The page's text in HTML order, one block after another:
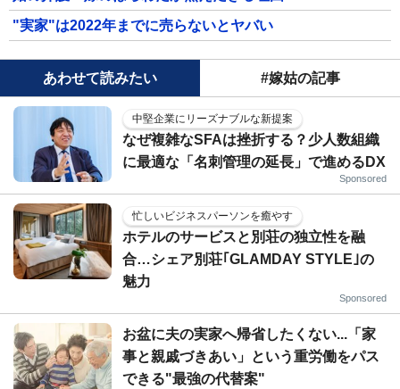
"実家"は2022年までに売らないとヤバい
あわせて読みたい #嫁姑の記事
中堅企業にリーズナブルな新提案
なぜ複雑なSFAは挫折する？少人数組織
に最適な「名刺管理の延長」で進めるDX
Sponsored
忙しいビジネスパーソンを癒やす
ホテルのサービスと別荘の独立性を融
合…シェア別荘｢GLAMDAY STYLE｣の
魅力
Sponsored
お盆に夫の実家へ帰省したくない...「家
事と親戚づきあい」という重労働をパス
できる"最強の代替案"